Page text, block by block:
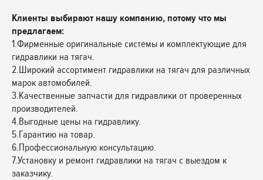
Клиенты выбирают нашу компанию, потому что мы
предлагаем:
1.Фирменные оригинальные системы и комплектующие для
гидравлики на тягач.
2.Широкий ассортимент гидравлики на тягач для различных
марок автомобилей.
3.Качественные запчасти для гидравлики от проверенных
производителей.
4.Выгодные цены на гидравлику.
5.Гарантию на товар.
6.Профессиональную консультацию.
7.Установку и ремонт гидравлики на тягач с выездом к
заказчику.